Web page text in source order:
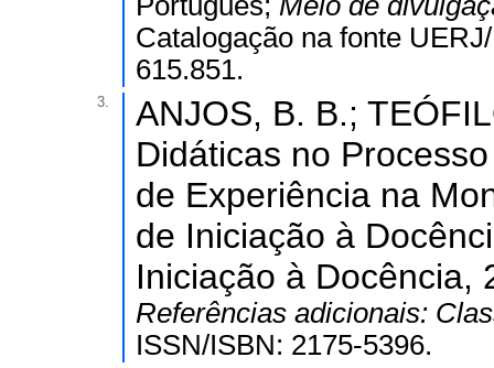
Catalogação na fonte
615.851.
3.
ANJOS, B. B.;
Didáticas no
de Experiência na
de Iniciação à
Iniciação à Docência,
Referências adicionais:
ISSN/ISBN: 2175-5396.